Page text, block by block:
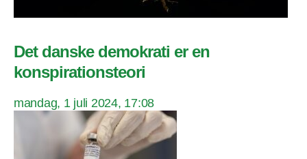
Det danske demokrati er en
konspirationsteori
mandag, 1 juli 2024, 17:08